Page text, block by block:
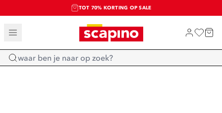
TOT 70% KORTING OP SALE
SALE: LAATSTE KANS!
SHOP NIEUW
Home